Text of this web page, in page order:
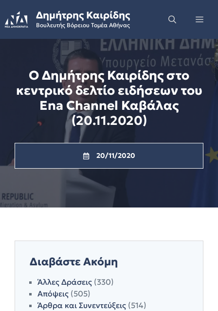
to
content
Δημήτρης Καιρίδης
Βουλευτής Βόρειου Τομέα Αθήνας
Ο Δημήτρης Καιρίδης στο
κεντρικό δελτίο ειδήσεων του
Ena Channel Καβάλας
(20.11.2020)
20/11/2020
Διαβάστε Ακόμη
Άλλες Δράσεις (330)
Απόψεις (505)
Άρθρα και Συνεντεύξεις (514)